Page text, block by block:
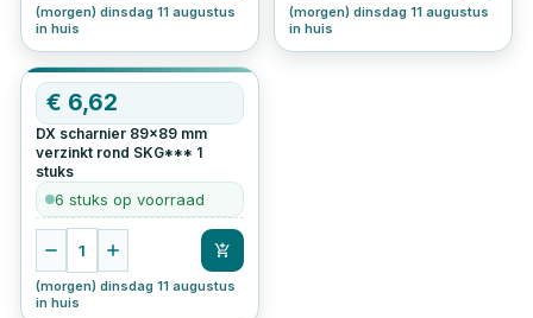
(morgen) dinsdag 11 augustus
in huis
(morgen) dinsdag 11 augustus
in huis
€ 6,62
DX scharnier 89x89 mm
verzinkt rond SKG*** 1
stuks
6 stuks op voorraad
1
(morgen) dinsdag 11 augustus
in huis